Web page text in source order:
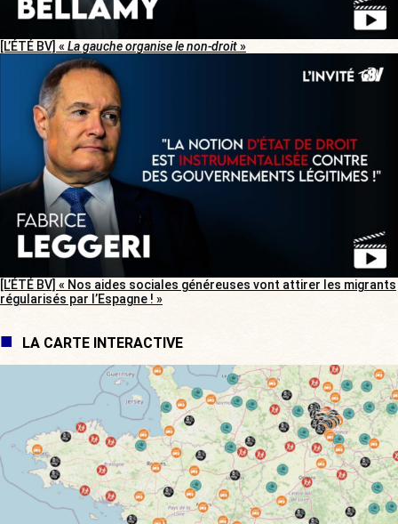
[L’ÉTÉ BV] « La gauche organise le non-droit»
[L’ÉTÉ BV] « Nos aides sociales généreuses vont attirer les migrants
régularisés par l’Espagne ! »
LA CARTE INTERACTIVE